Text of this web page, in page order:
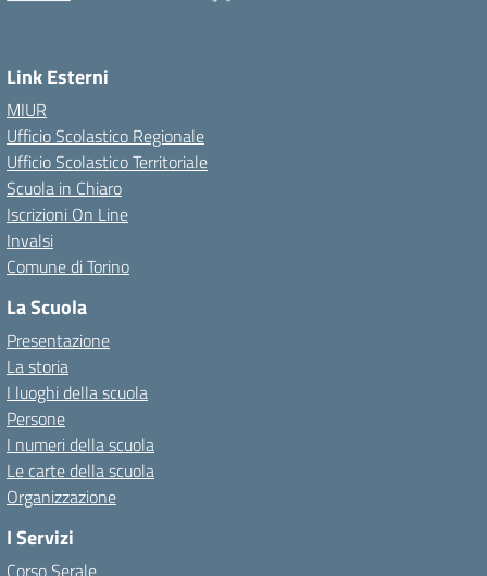
Link Esterni
MIUR
Ufficio Scolastico Regionale
Ufficio Scolastico Territoriale
Scuola in Chiaro
Iscrizioni On Line
Invalsi
Comune di Torino
La Scuola
Presentazione
La storia
I luoghi della scuola
Persone
I numeri della scuola
Le carte della scuola
Organizzazione
I Servizi
Corso Serale